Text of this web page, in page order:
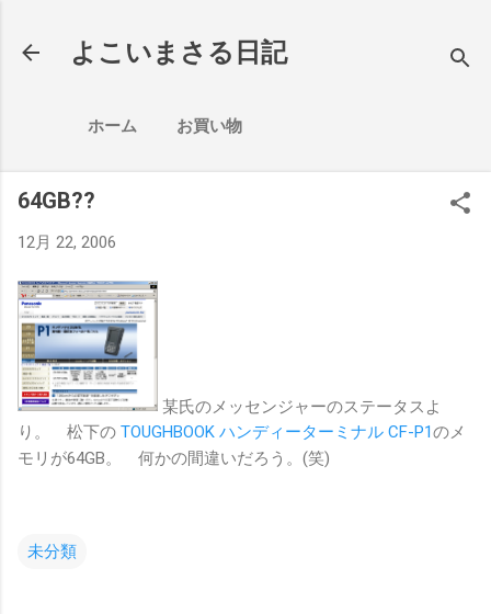
よこいまさる日記
ホーム お買い物
64GB??
12月 22, 2006
某氏のメッセンジャーのステータスよ
り。 松下の TOUGHBOOK ハンディーターミナル CF-P1のメ
モリが64GB。 何かの間違いだろう。(笑)
未分類